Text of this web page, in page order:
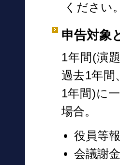
ください
申告対象
1年間(演
過去1年間
1年間)に
場合。
役員等
会議謝